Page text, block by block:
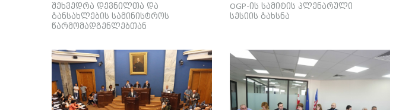
შეხვედრა დევნილთა და
განსახლების სამინისტროს
წარმომადგენლებთან
OGP-ის სამიტის პლენარული
სესიის გახსნა